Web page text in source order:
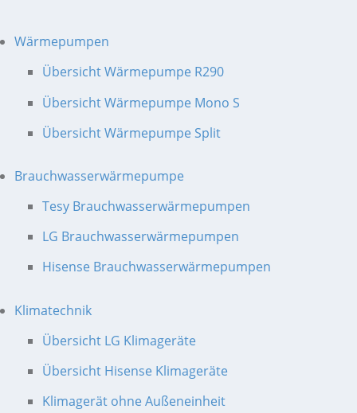
Wärmepumpen
Übersicht Wärmepumpe R290
Übersicht Wärmepumpe Mono S
Übersicht Wärmepumpe Split
Brauchwasserwärmepumpe
Tesy Brauchwasserwärmepumpen
LG Brauchwasserwärmepumpen
Hisense Brauchwasserwärmepumpen
Klimatechnik
Übersicht LG Klimageräte
Übersicht Hisense Klimageräte
Klimagerät ohne Außeneinheit